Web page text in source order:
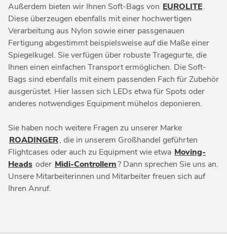
Außerdem bieten wir Ihnen Soft-Bags von EUROLITE.
Diese überzeugen ebenfalls mit einer hochwertigen
Verarbeitung aus Nylon sowie einer passgenauen
Fertigung abgestimmt beispielsweise auf die Maße einer
Spiegelkugel. Sie verfügen über robuste Tragegurte, die
Ihnen einen einfachen Transport ermöglichen. Die Soft-
Bags sind ebenfalls mit einem passenden Fach für Zubehör
ausgerüstet. Hier lassen sich LEDs etwa für Spots oder
anderes notwendiges Equipment mühelos deponieren.
Sie haben noch weitere Fragen zu unserer Marke
ROADINGER, die in unserem Großhandel geführten
Flightcases oder auch zu Equipment wie etwa Moving-
Heads oder Midi-Controllern? Dann sprechen Sie uns an.
Unsere Mitarbeiterinnen und Mitarbeiter freuen sich auf
Ihren Anruf.